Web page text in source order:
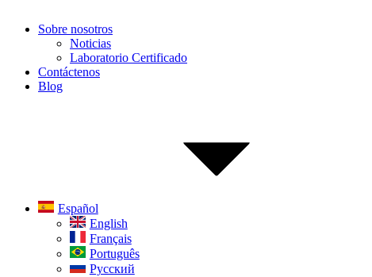
Sobre nosotros
Noticias
Laboratorio Certificado
Contáctenos
Blog
Español
English
Français
Português
Русский